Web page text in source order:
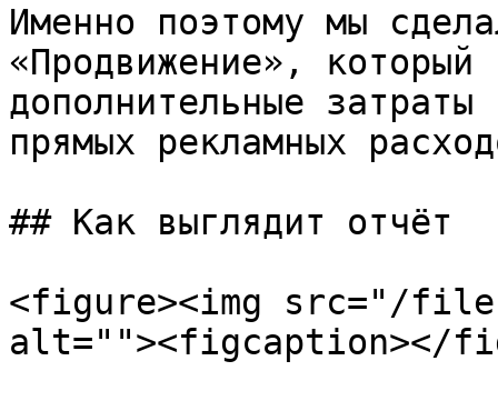
Именно поэтому мы
«Продвижение», который
дополнительные
прямых рекламных
## Как выглядит отчёт
<figure><img src="/files/
alt=""><figcaption></